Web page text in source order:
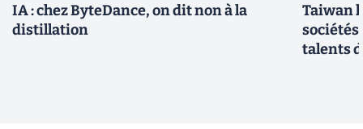
IA : chez ByteDance, on dit non à la
distillation
Taiwan
sociétés
talents